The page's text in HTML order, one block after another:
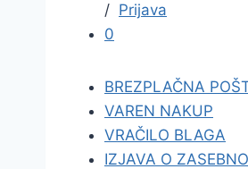
/ Prijava
0
BREZPLAČNA
VAREN NAKUP
VRAČILO BLAGA
IZJAVA O